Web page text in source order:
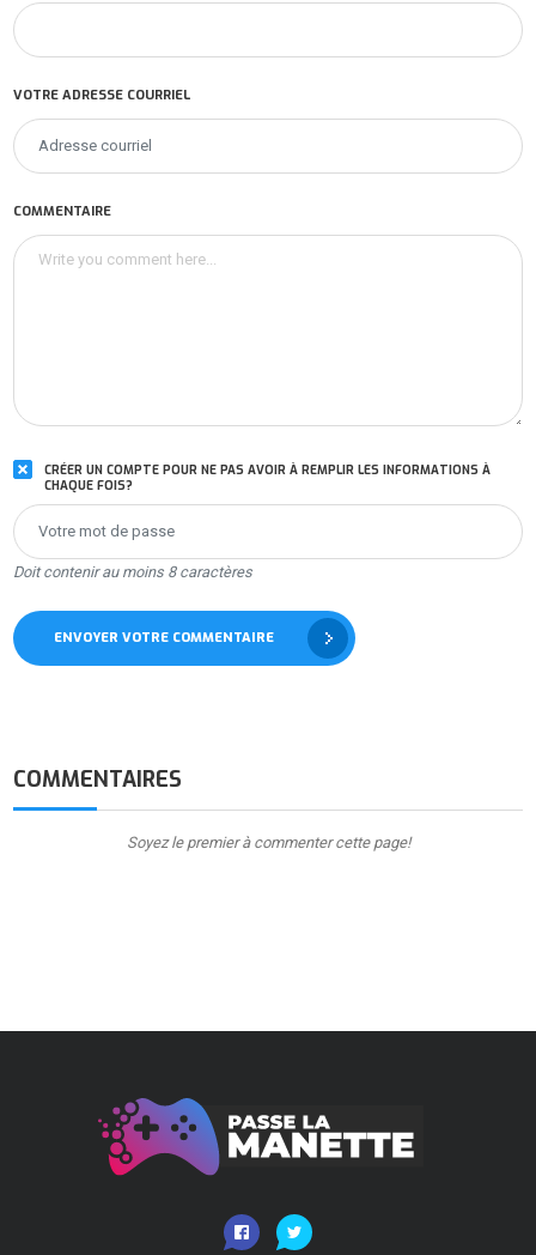
VOTRE ADRESSE COURRIEL
COMMENTAIRE
CRÉER UN COMPTE POUR NE PAS AVOIR À REMPLIR LES INFORMATIONS À
CHAQUE FOIS?
Doit contenir au moins 8 caractères
ENVOYER VOTRE COMMENTAIRE
COMMENTAIRES
Soyez le premier à commenter cette page!